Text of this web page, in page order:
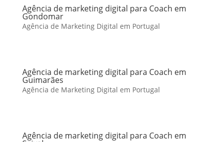
Agência de marketing digital para Coach em
Gondomar
Agência de Marketing Digital em Portugal
Agência de marketing digital para Coach em
Guimarães
Agência de Marketing Digital em Portugal
Agência de marketing digital para Coach em